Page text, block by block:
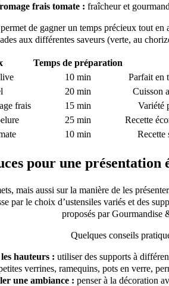
frais tomate : fraîcheur et
de gagner un temps précieux tout en
aux différentes saveurs (verte, au
Temps de préparation
10 min
Parfait en
20 min
Cuisson
frais 15 min
Variété
25 min
Recette
10 min Recette
pour une présentation
mais aussi sur la manière de les
par le choix d’ustensiles variés et des
proposés par Gourmandise
Quelques conseils
hauteurs : utiliser des supports à
verrines, ramequins, pots en verre,
une ambiance : penser à la décoration